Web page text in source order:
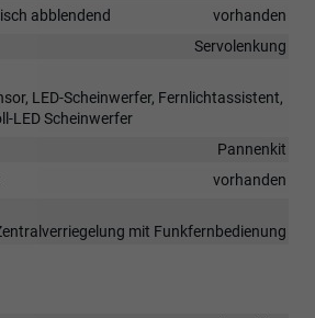
abblendend
vorhanden
Servolenkung
LED-Scheinwerfer, Fernlichtassistent,
LED Scheinwerfer
Pannenkit
vorhanden
mit Funkfernbedienung